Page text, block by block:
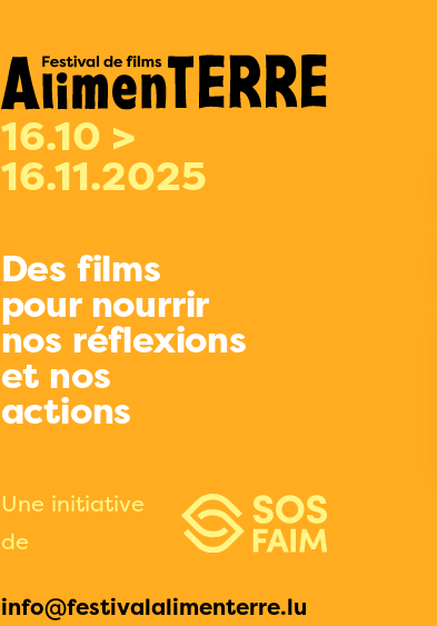
16.10 >
16.11.2025
Des films
pour nourrir
nos réflexions
et nos
actions
Une initiative
de
info@festivalalimenterre.lu